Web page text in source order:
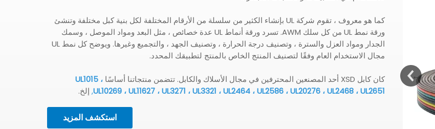
كما هو معروف ، تقوم شركة UL بإنشاء الكثير من سلسلة من الأرقام المختلفة لكل بنية كبل مختلفة وتنشئ
ورقة نمط UL من كل سلك AWM. تسرد ورقة أنماط UL عدة خصائص ، مثل البعد ومواد الموصل ، وسمك
الجدار ومواد العزل والسترة ، وتصنيف درجة الحرارة ، وتصنيف الجهد ، والتجميع وغيرها. ويوضح كل نمط UL
مجال الاستخدام العام وفقًا لتصنيف المنتج الخاص بالمنتج لتطبيقك المحدد.
كان كابل XSD أحد المصنعين المحترفين في مجال الأسلاك والكابل. تتضمن منتجاتنا أساسًا
UL1015 ،
UL10269 ، UL11627 ، UL3271 ، UL3321 ، UL2464 ، UL2586 ، UL20276 ، UL2468 ، UL2651, إلخ.
استكشف المزيد